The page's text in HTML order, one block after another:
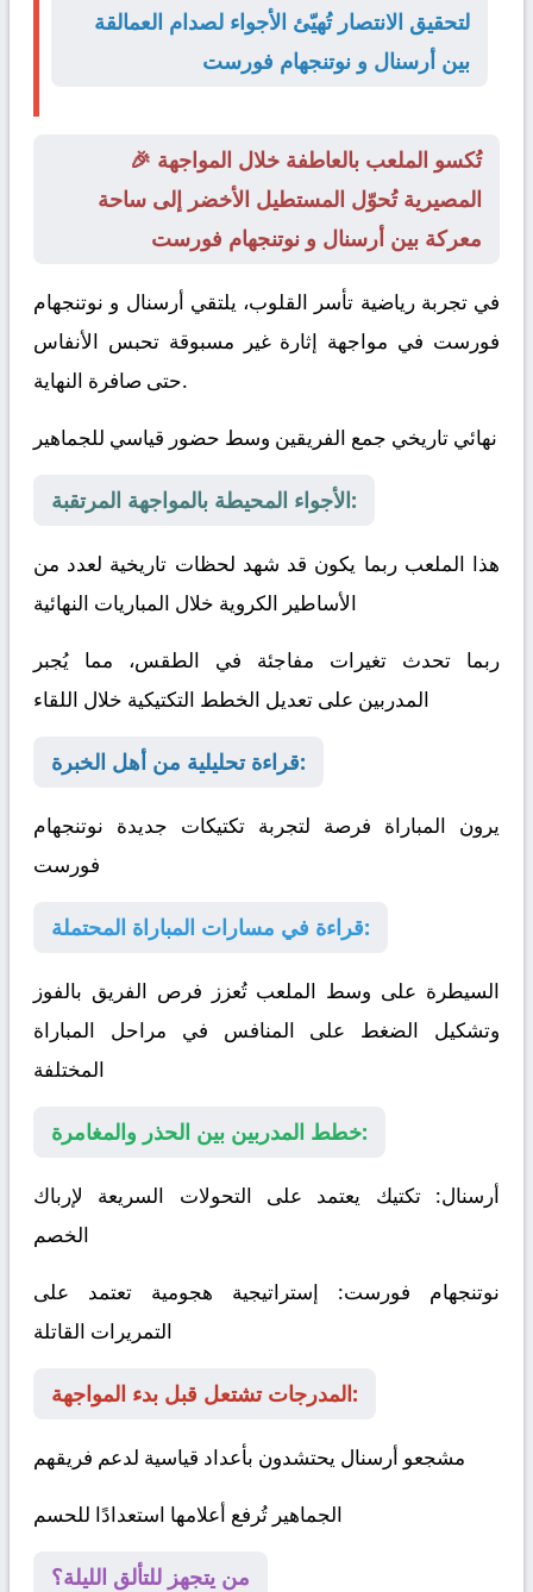
لتحقيق الانتصار تُهيّئ الأجواء لصدام العمالقة
بين أرسنال و نوتنجهام فورست
🎉 تُكسو الملعب بالعاطفة خلال المواجهة
المصيرية تُحوّل المستطيل الأخضر إلى ساحة
معركة بين أرسنال و نوتنجهام فورست
في تجربة رياضية تأسر القلوب، يلتقي أرسنال و نوتنجهام
فورست في مواجهة إثارة غير مسبوقة تحبس الأنفاس
حتى صافرة النهاية.
نهائي تاريخي جمع الفريقين وسط حضور قياسي للجماهير
الأجواء المحيطة بالمواجهة المرتقبة:
هذا الملعب ربما يكون قد شهد لحظات تاريخية لعدد من
الأساطير الكروية خلال المباريات النهائية
ربما تحدث تغيرات مفاجئة في الطقس، مما يُجبر
المدربين على تعديل الخطط التكتيكية خلال اللقاء
قراءة تحليلية من أهل الخبرة:
يرون المباراة فرصة لتجربة تكتيكات جديدة نوتنجهام
فورست
قراءة في مسارات المباراة المحتملة:
السيطرة على وسط الملعب تُعزز فرص الفريق بالفوز
وتشكيل الضغط على المنافس في مراحل المباراة
المختلفة
خطط المدربين بين الحذر والمغامرة:
أرسنال: تكتيك يعتمد على التحولات السريعة لإرباك
الخصم
نوتنجهام فورست: إستراتيجية هجومية تعتمد على
التمريرات القاتلة
المدرجات تشتعل قبل بدء المواجهة:
مشجعو أرسنال يحتشدون بأعداد قياسية لدعم فريقهم
الجماهير تُرفع أعلامها استعدادًا للحسم
من يتجهز للتألق الليلة؟